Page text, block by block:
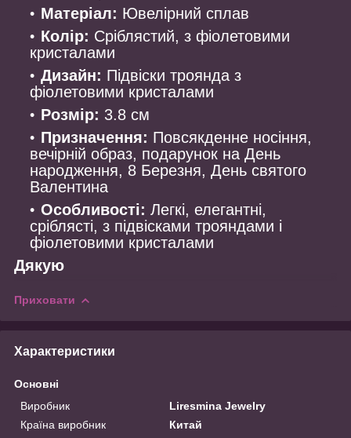
Матеріал: Ювелірний сплав
Колір: Сріблястий, з фіолетовими
кристалами
Дизайн: Підвіски троянда з
фіолетовими кристалами
Розмір: 3.8 см
Призначення: Повсякденне носіння,
вечірній образ, подарунок на День
народження, 8 Березня, День святого
Валентина
Особливості: Легкі, елегантні,
сріблясті, з підвісками трояндами і
фіолетовими кристалами
Дякую
Приховати
Характеристики
Основні
Виробник
Liresmina Jewelry
Країна виробник
Китай